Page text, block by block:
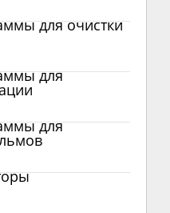
для очистки
для
для